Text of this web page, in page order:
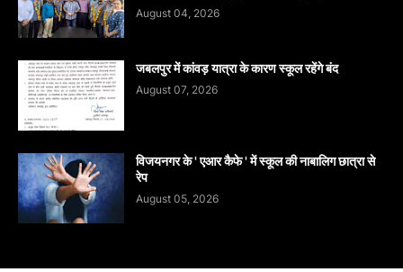
August 04, 2026
जबलपुर में कांवड़ यात्रा के कारण स्कूल रहेंगे बंद
August 07, 2026
विजयनगर के ' एआर कैफे ' में स्कूल की नाबालिग छात्रा से
रेप
August 05, 2026